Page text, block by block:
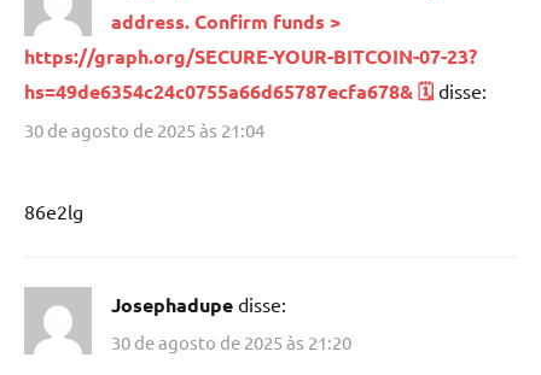
address. Confirm funds >
https://graph.org/SECURE-YOUR-BITCOIN-07-23?
hs=49de6354c24c0755a66d65787ecfa678& 🗓 disse:
30 de agosto de 2025 às 21:04
86e2lg
Josephadupe disse:
30 de agosto de 2025 às 21:20